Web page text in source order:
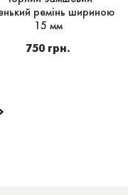
ремінь шириною
15 мм
750 грн.